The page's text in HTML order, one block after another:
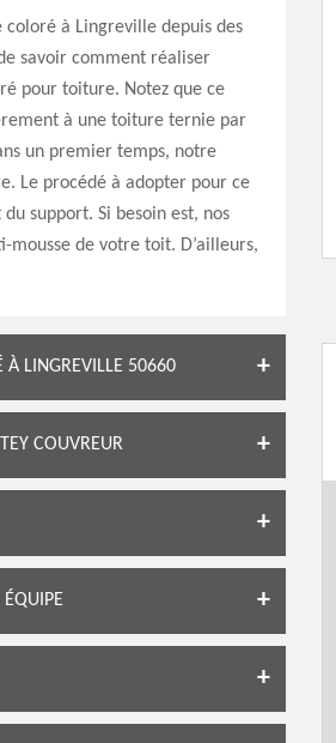
à Lingreville depuis des
savoir comment réaliser
pour toiture. Notez que ce
à une toiture ternie par
un premier temps, notre
Le procédé à adopter pour ce
support. Si besoin est, nos
de votre toit. D’ailleurs,
À LINGREVILLE 50660
COUVREUR